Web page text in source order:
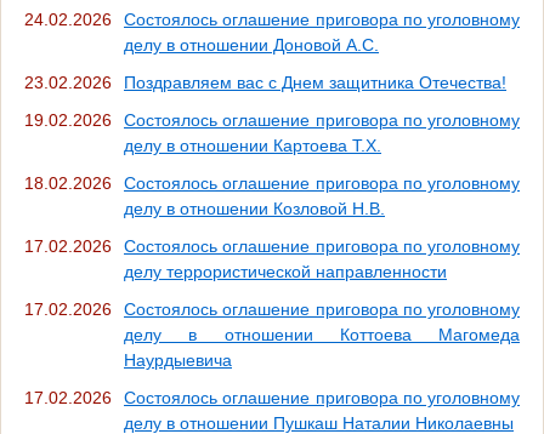
24.02.2026
Состоялось оглашение приговора по уголовному
делу в отношении Доновой А.С.
23.02.2026
Поздравляем вас с Днем защитника Отечества!
19.02.2026
Состоялось оглашение приговора по уголовному
делу в отношении Картоева Т.Х.
18.02.2026
Состоялось оглашение приговора по уголовному
делу в отношении Козловой Н.В.
17.02.2026
Состоялось оглашение приговора по уголовному
делу террористической направленности
17.02.2026
Состоялось оглашение приговора по уголовному
делу в отношении Коттоева Магомеда
Наурдыевича
17.02.2026
Состоялось оглашение приговора по уголовному
делу в отношении Пушкаш Наталии Николаевны